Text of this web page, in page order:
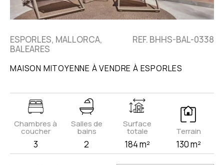
ESPORLES, MALLORCA,
BALEARES
REF. BHHS-BAL-0338
MAISON MITOYENNE À VENDRE À ESPORLES
Chambres à
coucher
3
Salles de
bains
2
Surface
totale
184 m²
Terrain
130 m²